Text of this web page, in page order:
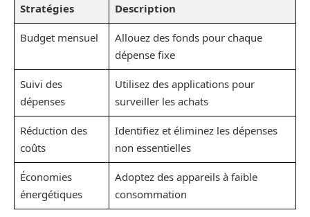
Stratégies Description
Budget mensuel
Allouez des fonds pour chaque
dépense fixe
Suivi des
dépenses
Utilisez des applications pour
surveiller les achats
Réduction des
coûts
Identifiez et éliminez les dépenses
non essentielles
Économies
énergétiques
Adoptez des appareils à faible
consommation